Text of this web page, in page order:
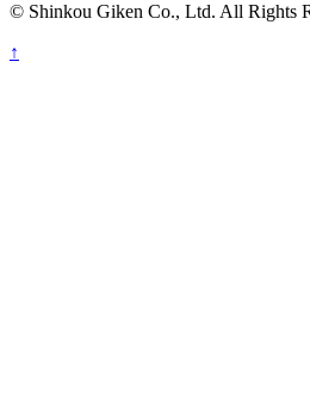
© Shinkou Giken Co., Ltd. All Rights
↑